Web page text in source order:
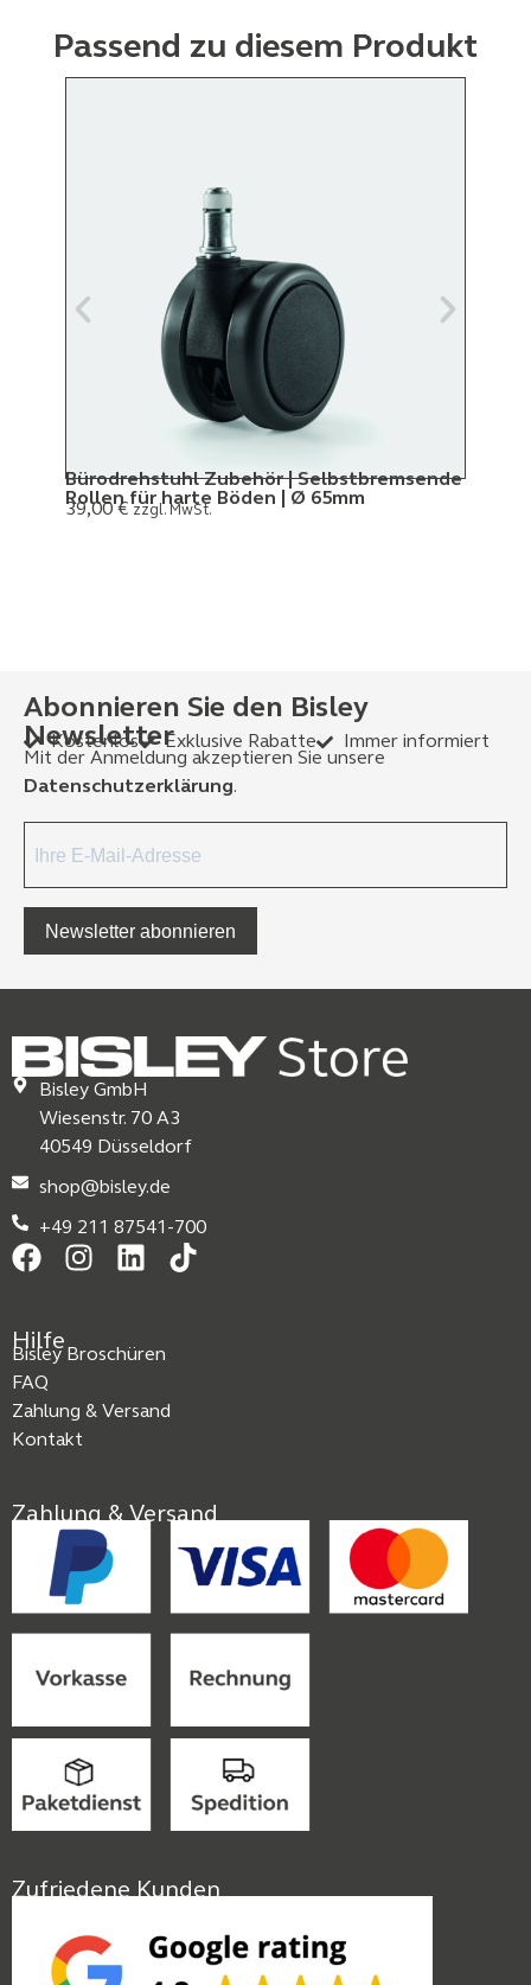
Passend zu diesem Produkt
Bürodrehstuhl Zubehör | Selbstbremsende
Rollen für harte Böden | Ø 65mm
39,00€ zzgl. MwSt.
Abonnieren Sie den Bisley
Newsletter
Kostenlos Exklusive Rabatte
Immer informiert
Mit der Anmeldung akzeptieren Sie unsere
Datenschutzerklärung.
Newsletter abonnieren
Bisley GmbH
Wiesenstr. 70 A3
40549 Düsseldorf
shop@bisley.de
+49 211 87541-700
Hilfe
Bisley Broschüren
FAQ
Zahlung & Versand
Kontakt
Zahlung & Versand
Zufriedene Kunden